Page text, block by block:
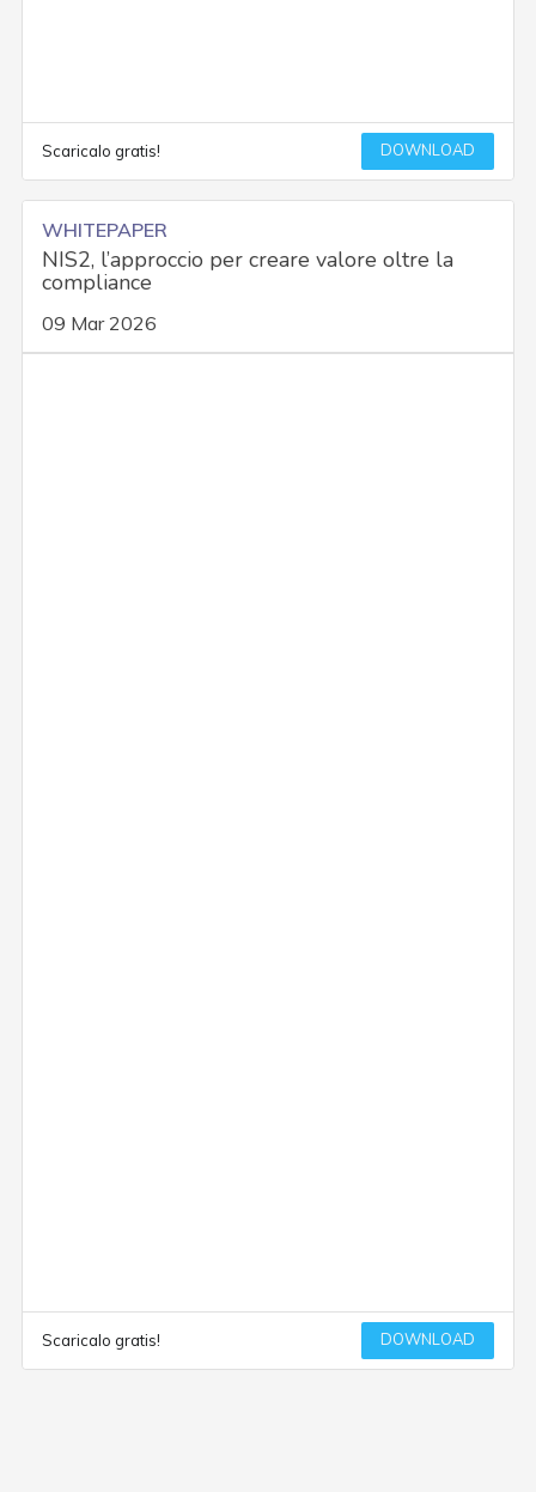
Scaricalo gratis! DOWNLOAD
WHITEPAPER
NIS2, l’approccio per creare valore oltre la
compliance
09 Mar 2026
Scaricalo gratis! DOWNLOAD